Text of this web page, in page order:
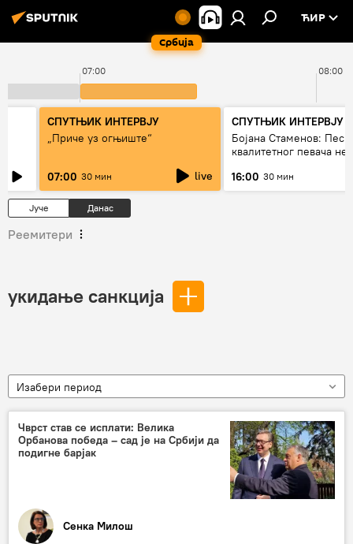
Србија
ЋИР
07:00 08:00
СПУТЊИК ИНТЕРВЈУ
„Приче уз огњиште“
07:00 30 мин live
СПУТЊИК ИНТЕРВЈУ
Бојана Стаменов:
квалитетног певача
16:00 30 мин
Јуче Данас
Реемитери
укидање санкција
Изабери период
Чврст став се исплати: Велика
Орбанова победа – сад је на Србији да
подигне барјак
Сенка Милош